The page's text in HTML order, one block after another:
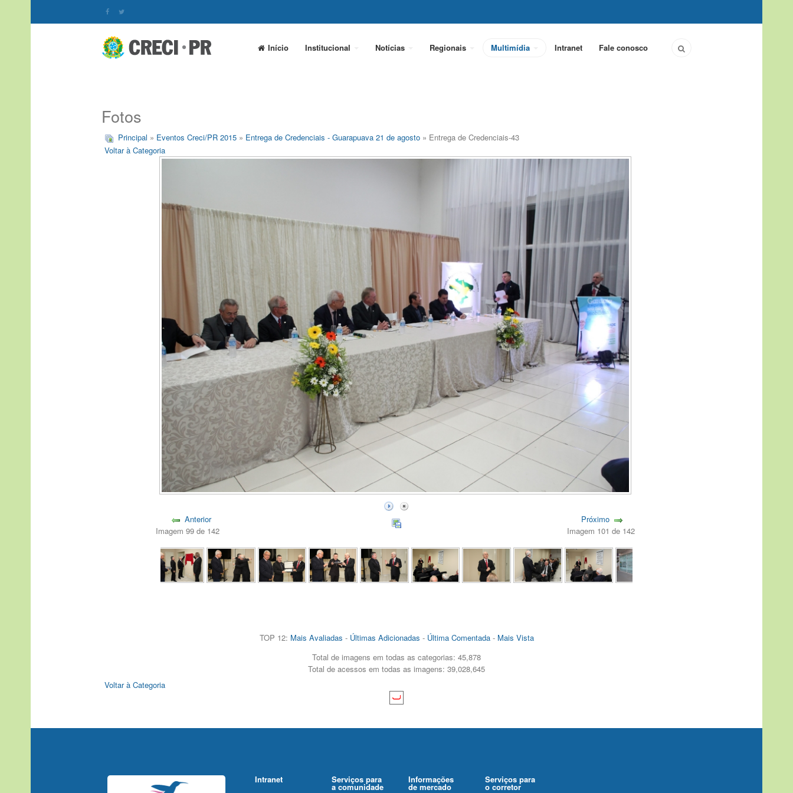
Início Institucional Notícias Regionais Multimídia Intranet Fale conosco
Fotos
Principal » Eventos Creci/PR 2015 » Entrega de Credenciais - Guarapuava 21 de agosto » Entrega de Credenciais-43
Voltar à Categoria
Anterior
Imagem 99 de 142
Próximo
Imagem 101 de 142
TOP 12: Mais Avaliadas - Últimas Adicionadas - Última Comentada- Mais Vista
Total de imagens em todas as categorias: 45,878
Total de acessos em todas as imagens: 39,028,645
Voltar à Categoria
Intranet Serviços para
a comunidade
Informações
de mercado
Serviços para
o corretor